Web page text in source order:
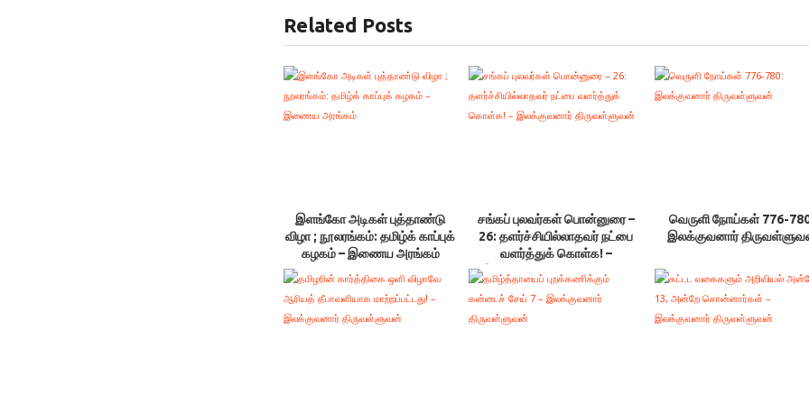
Related Posts
இளங்கோ அடிகள் புத்தாண்டு
விழா ; நூலரங்கம்: தமிழ்க் காப்புக்
கழகம் – இணைய அரங்கம்
சங்கப் புலவர்கள் பொன்னுரை –
26: தளர்ச்சியில்லாதவர் நட்பை
வளர்த்துக் கொள்க! –
இலக்குவனார் திருவள்ளுவன்
வெருளி நோய்கள் 776-
இலக்குவனார்